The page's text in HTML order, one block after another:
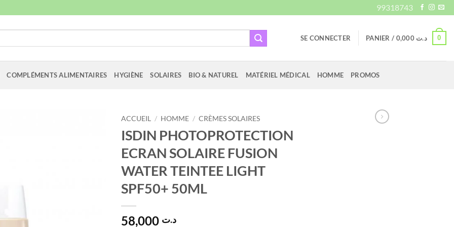
99318743
SE CONNECTER PANIER / د.ت 0,000 0
COMPLÉMENTS ALIMENTAIRES HYGIÈNE SOLAIRES BIO & NATUREL MATÉRIEL MÉDICAL HOMME PROMOS
ACCUEIL / HOMME / CRÈMES SOLAIRES
ISDIN PHOTOPROTECTION
ECRAN SOLAIRE FUSION
WATER TEINTEE LIGHT
SPF50+ 50ML
د.ت